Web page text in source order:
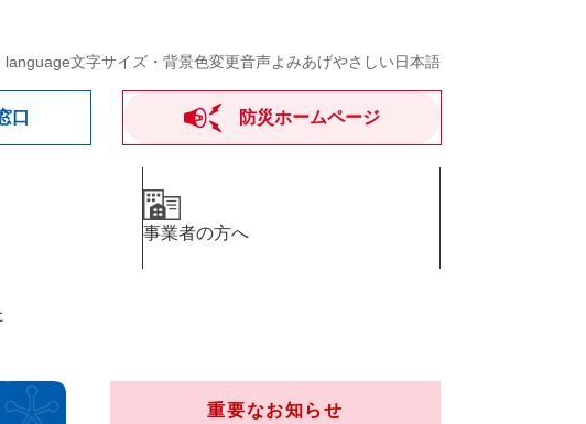
language文字サイズ・背景色変更音声よみあげやさしい日本語
口 防災ホームページ
事業者の方へ
重要なお知らせ